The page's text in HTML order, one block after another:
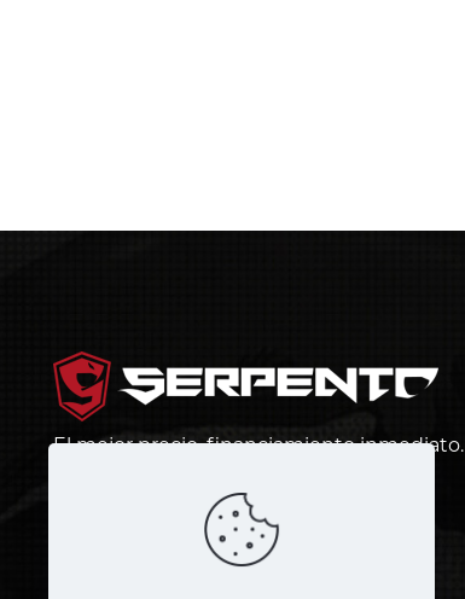
El mejor precio, financiamiento inmediato.